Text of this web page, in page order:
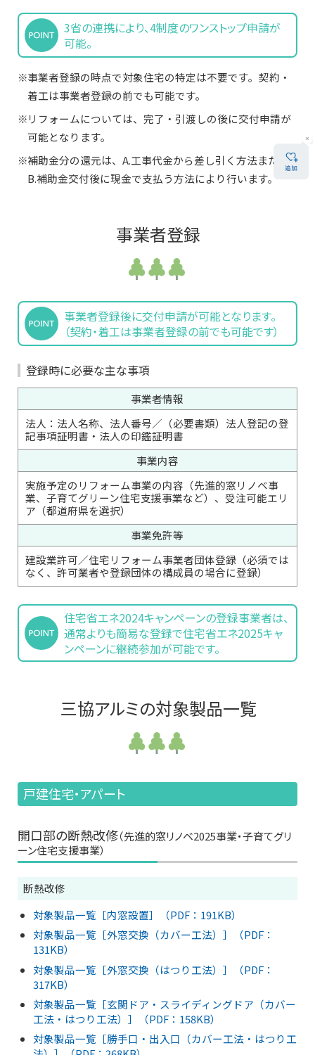
3省の連携により、4制度のワンストップ申請が
可能。
事業者登録の時点で対象住宅の特定は不要です。契約・
着工は事業者登録の前でも可能です。
リフォームについては、完了・引渡しの後に交付申請が
可能となります。
補助金分の還元は、A.工事代金から差し引く方法または
B.補助金交付後に現金で支払う方法により行います。
事業者登録
事業者登録後に交付申請が可能となります。
（契約・着工は事業者登録の前でも可能です）
登録時に必要な主な事項
事業者情報
法人：法人名称、法人番号／（必要書類）法人登記の登
記事項証明書・法人の印鑑証明書
事業内容
実施予定のリフォーム事業の内容（先進的窓リノベ事
業、子育てグリーン住宅支援事業など）、受注可能エリ
ア（都道府県を選択）
事業免許等
建設業許可／住宅リフォーム事業者団体登録（必須では
なく、許可業者や登録団体の構成員の場合に登録）
住宅省エネ2024キャンペーンの登録事業者は、
通常よりも簡易な登録で住宅省エネ2025キャ
ンペーンに継続参加が可能です。
三協アルミの対象製品一覧
戸建住宅・アパート
開口部の断熱改修（先進的窓リノベ2025事業・子育てグリ
ーン住宅支援事業）
断熱改修
対象製品一覧［内窓設置］（PDF：191KB）
対象製品一覧［外窓交換（カバー工法）］（PDF：
131KB）
対象製品一覧［外窓交換（はつり工法）］（PDF：
317KB）
対象製品一覧［玄関ドア・スライディングドア（カバー
工法・はつり工法）］（PDF：158KB）
対象製品一覧［勝手口・出入口（カバー工法・はつり工